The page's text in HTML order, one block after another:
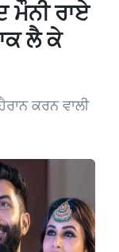
ਮੌਨੀ ਰਾਏ
ਲੈ ਕੇ
ਕਰਨ ਵਾਲੀ